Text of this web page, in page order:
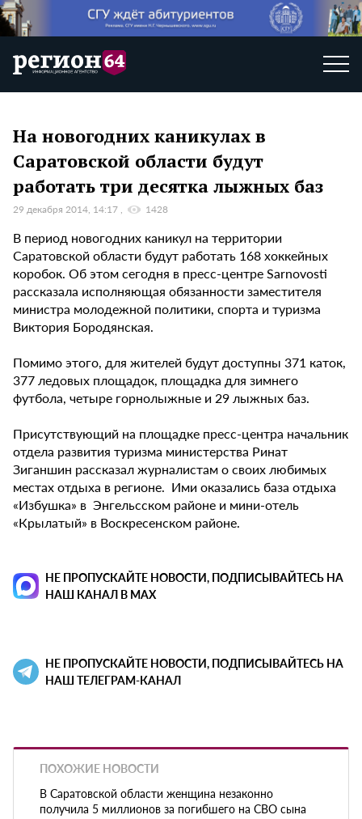
На новогодних каникулах в
Саратовской области будут
работать три десятка лыжных баз
29 декабря 2014, 14:17 1428
В период новогодних каникул на территории
Саратовской области будут работать 168 хоккейных
коробок. Об этом сегодня в пресс-центре Sarnovosti
рассказала исполняющая обязанности заместителя
министра молодежной политики, спорта и туризма
Виктория Бородянская.
Помимо этого, для жителей будут доступны 371 каток,
377 ледовых площадок, площадка для зимнего
футбола, четыре горнолыжные и 29 лыжных баз.
Присутствующий на площадке пресс-центра начальник
отдела развития туризма министерства Ринат
Зиганшин рассказал журналистам о своих любимых
местах отдыха в регионе. Ими оказались база отдыха
«Избушка» в Энгельсском районе и мини-отель
«Крылатый» в Воскресенском районе.
НЕ ПРОПУСКАЙТЕ НОВОСТИ, ПОДПИСЫВАЙТЕСЬ НА
НАШ КАНАЛ В MAX
НЕ ПРОПУСКАЙТЕ НОВОСТИ, ПОДПИСЫВАЙТЕСЬ НА
НАШ ТЕЛЕГРАМ-КАНАЛ
ПОХОЖИЕ НОВОСТИ
В Саратовской области женщина незаконно
получила 5 миллионов за погибшего на СВО сына